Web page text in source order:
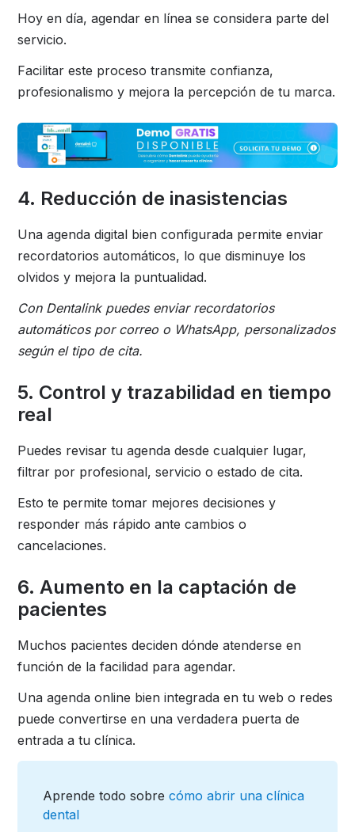
Hoy en día, agendar en línea se considera parte del
servicio.
Facilitar este proceso transmite confianza,
profesionalismo y mejora la percepción de tu marca.
4. Reducción de inasistencias
Una agenda digital bien configurada permite enviar
recordatorios automáticos, lo que disminuye los
olvidos y mejora la puntualidad.
Con Dentalink puedes enviar recordatorios
automáticos por correo o WhatsApp, personalizados
según el tipo de cita.
5. Control y trazabilidad en tiempo
real
Puedes revisar tu agenda desde cualquier lugar,
filtrar por profesional, servicio o estado de cita.
Esto te permite tomar mejores decisiones y
responder más rápido ante cambios o
cancelaciones.
6. Aumento en la captación de
pacientes
Muchos pacientes deciden dónde atenderse en
función de la facilidad para agendar.
Una agenda online bien integrada en tu web o redes
puede convertirse en una verdadera puerta de
entrada a tu clínica.
Aprende todo sobrecómo abrir una clínica
dental